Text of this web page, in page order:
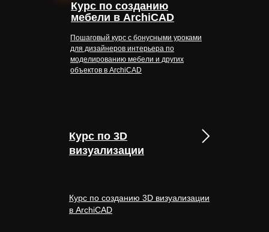
Курс по 3D
визуализации
Курс по созданию 3D визуализации
в ArchiCAD
Курс по созданию
мебели в ArchiCAD
Пошаговый курс с бонусными уроками
для дизайнеров интерьера по
моделированию мебели и других
объектов в ArchiCAD